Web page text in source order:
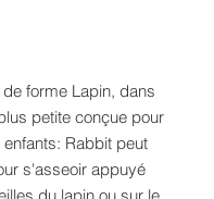
forme Lapin, dans
petite conçue pour
Rabbit peut
s'asseoir appuyé